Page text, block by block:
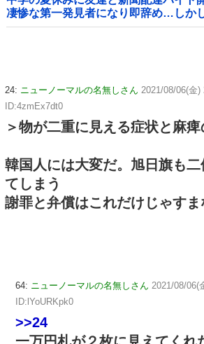
凄惨な第一発見者になり即辞め…しか
イトを続けた友人の身に起きた「更な
24: ニューノーマルの名無しさん 2021/08/06(金)
ID:4zmEx7dt0
＞物が二重に見える症状と麻痺
韓国人には大変だ。旭日旗も二
てしまう
謝罪と弁償はこれだけじゃすま
64: ニューノーマルの名無しさん 2021/08/06(
ID:lYoURKpk0
>>24